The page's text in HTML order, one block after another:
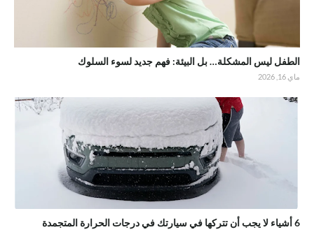
الطفل ليس المشكلة… بل البيئة: فهم جديد لسوء السلوك
ماي 16, 2026
6 أشياء لا يجب أن تتركها في سيارتك في درجات الحرارة المتجمدة